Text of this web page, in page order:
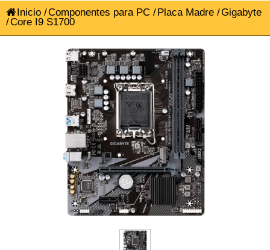
Inicio /Componentes para PC /Placa Madre /Gigabyte
/Core I9 S1700